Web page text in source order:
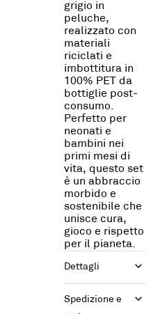
grigio in
peluche,
realizzato con
materiali
riciclati e
imbottitura in
100% PET da
bottiglie post-
consumo.
Perfetto per
neonati e
bambini nei
primi mesi di
vita, questo set
è un abbraccio
morbido e
sostenibile che
unisce cura,
gioco e rispetto
per il pianeta.
Dettagli
Spedizione e